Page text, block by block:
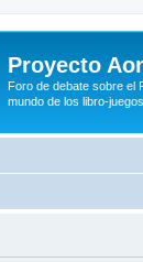
Proyecto
Foro de debate sobre el
mundo de los libro-juegos